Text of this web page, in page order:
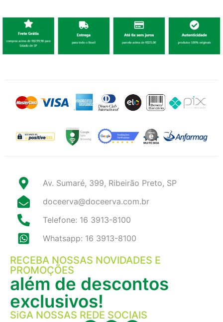
Av. Sumaré, 399, Ribeirão Preto, SP
doceerva@doceerva.com.br
Telefone: 16 3913-8100
Whatsapp: 16 3913-8100
RECEBA NOSSAS NOVIDADES E
PROMOÇÕES
além de descontos
exclusivos!
SiGA NOSSAS REDE SOCIAIS